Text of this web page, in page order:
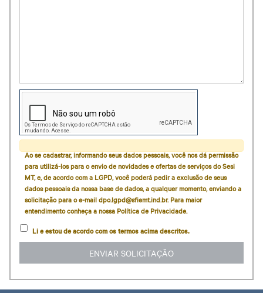
Ao se cadastrar, informando seus dados pessoais, você nos dá permissão
para utilizá-los para o envio de novidades e ofertas de serviços do Sesi
MT, e, de acordo com a LGPD, você poderá pedir a exclusão de seus
dados pessoais da nossa base de dados, a qualquer momento, enviando a
solicitação para o e-mail dpo.lgpd@sfiemt.ind.br. Para maior
entendimento conheça a nossa Política de Privacidade.
Li e estou de acordo com os termos acima descritos.